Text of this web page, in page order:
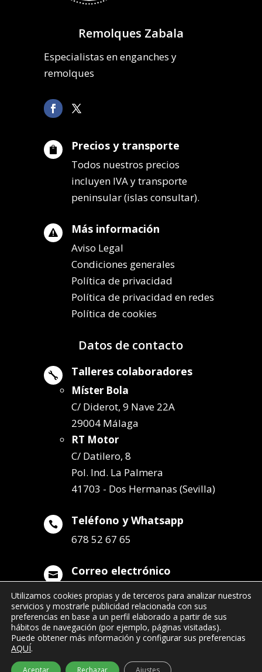
Remolques Zabala
Especialistas en enganches y
remolques
 Precios y transporte
Todos nuestros precios
incluyen IVA y transporte
peninsular (islas consultar).
 Más información
Aviso Legal
Condiciones generales
Política de privacidad
Política de privacidad en redes
Política de cookies
Datos de contacto
 Talleres colaboradores
Míster Bola
C/ Diderot, 9 Nave 22A
29004 Málaga
RT Motor
C/ Datilero, 8
Pol. Ind. La Palmera
41703 - Dos Hermanas (Sevilla)
 Teléfono y Whatsapp
678 52 67 65
 Correo electrónico
info@remolqueszabala.com
Utilizamos cookies propias y de terceros para analizar nuestros
servicios y mostrarle publicidad relacionada con sus
preferencias en base a un perfil elaborado a partir de sus
hábitos de navegación (por ejemplo, páginas visitadas).
Puede obtener más información y configurar sus preferencias
AQUÍ.
Aceptar Rechazar Ajustes